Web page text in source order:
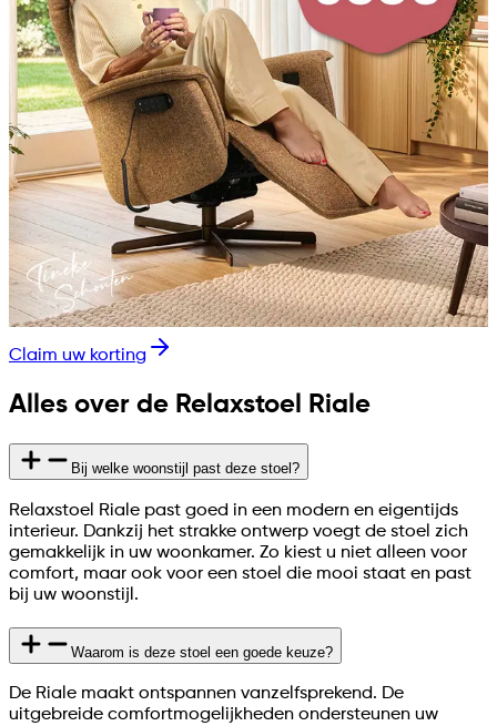
Claim uw korting
Alles over de Relaxstoel Riale
Bij welke woonstijl past deze stoel?
Relaxstoel Riale past goed in een modern en eigentijds
interieur. Dankzij het strakke ontwerp voegt de stoel zich
gemakkelijk in uw woonkamer. Zo kiest u niet alleen voor
comfort, maar ook voor een stoel die mooi staat en past
bij uw woonstijl.
Waarom is deze stoel een goede keuze?
De Riale maakt ontspannen vanzelfsprekend. De
uitgebreide comfortmogelijkheden ondersteunen uw